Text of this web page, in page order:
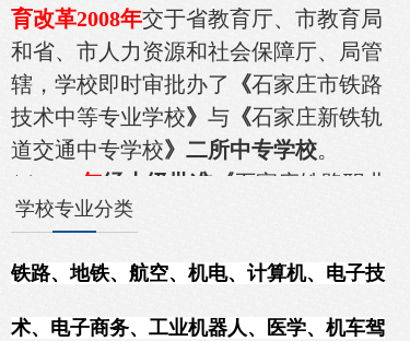
育改革2008年交于省教育厅、市教育局
和省、市人力资源和社会保障厅、局管
辖，学校即时审批办了
《石家庄市铁路
技术中等专业学校》 与 《石家庄新铁轨
道交通中专学校》二所中专学校。
(1)
2021年经上级批准 《石家庄铁路职业
技工学校》升级
铁路技术中等专业学校》，将中专专业
合并
在《石家庄新铁轨道交通中专学
学校专业分类
铁路、地铁、航空、机电、计算机、电子技
术、电子商务、工业机器人、 医学、 机车驾